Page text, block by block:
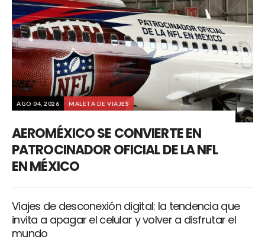
AGO 04, 2026 MALETA DE VIAJES
AEROMÉXICO SE CONVIERTE EN
PATROCINADOR OFICIAL DE LA NFL
EN MÉXICO
Viajes de desconexión digital: la tendencia que
invita a apagar el celular y volver a disfrutar el
mundo